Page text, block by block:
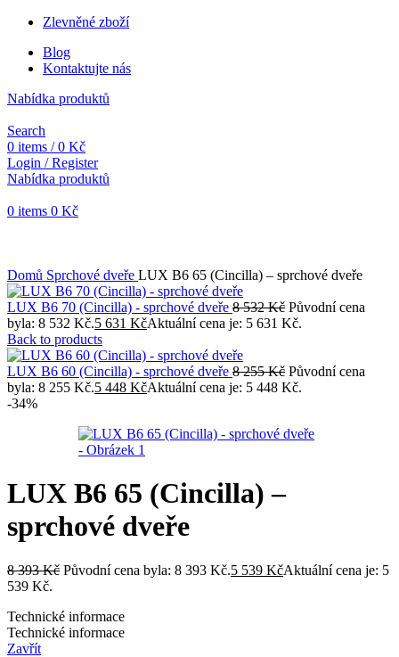
Zlevněné zboží
Blog
Kontaktujte nás
Nabídka produktů
Search
0 items / 0 Kč
Login / Register
Nabídka produktů
0 items 0 Kč
Domů Sprchové dveře LUX B6 65 (Cincilla) – sprchové dveře
LUX B6 70 (Cincilla) - sprchové dveře 8 532Kč Původní cena
byla: 8 532 Kč.5 631 KčAktuální cena je: 5 631 Kč.
Back to products
LUX B6 60 (Cincilla) - sprchové dveře 8 255Kč Původní cena
byla: 8 255 Kč.5 448 KčAktuální cena je: 5 448 Kč.
-34%
LUX B6 65 (Cincilla) –
sprchové dveře
8 393Kč Původní cena byla: 8 393 Kč.5 539 KčAktuální cena je: 5
539 Kč.
Technické informace
Technické informace
Zavřít